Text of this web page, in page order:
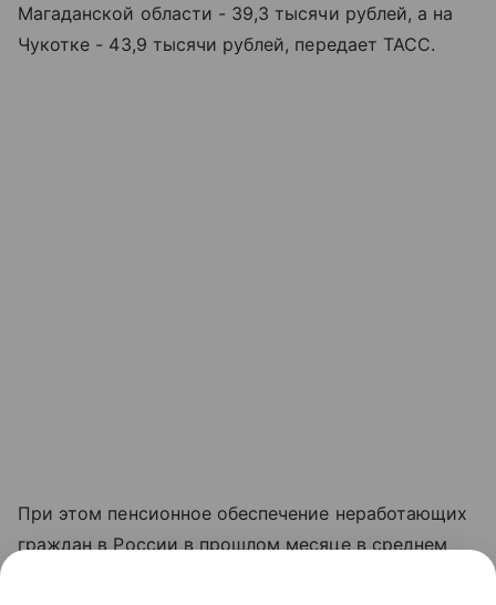
Магаданской области - 39,3 тысячи рублей, а на
Чукотке - 43,9 тысячи рублей, передает ТАСС.
При этом пенсионное обеспечение неработающих
граждан в России в прошлом месяце в среднем